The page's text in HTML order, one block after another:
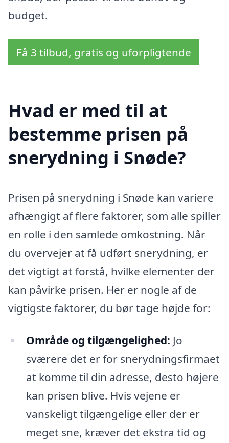
budget.
Få 3 tilbud, gratis og uforpligtende
Hvad er med til at
bestemme prisen på
snerydning i Snøde?
Prisen på snerydning i Snøde kan variere
afhængigt af flere faktorer, som alle spiller
en rolle i den samlede omkostning. Når
du overvejer at få udført snerydning, er
det vigtigt at forstå, hvilke elementer der
kan påvirke prisen. Her er nogle af de
vigtigste faktorer, du bør tage højde for:
Område og tilgængelighed: Jo
sværere det er for snerydningsfirmaet
at komme til din adresse, desto højere
kan prisen blive. Hvis vejene er
vanskeligt tilgængelige eller der er
meget sne, kræver det ekstra tid og